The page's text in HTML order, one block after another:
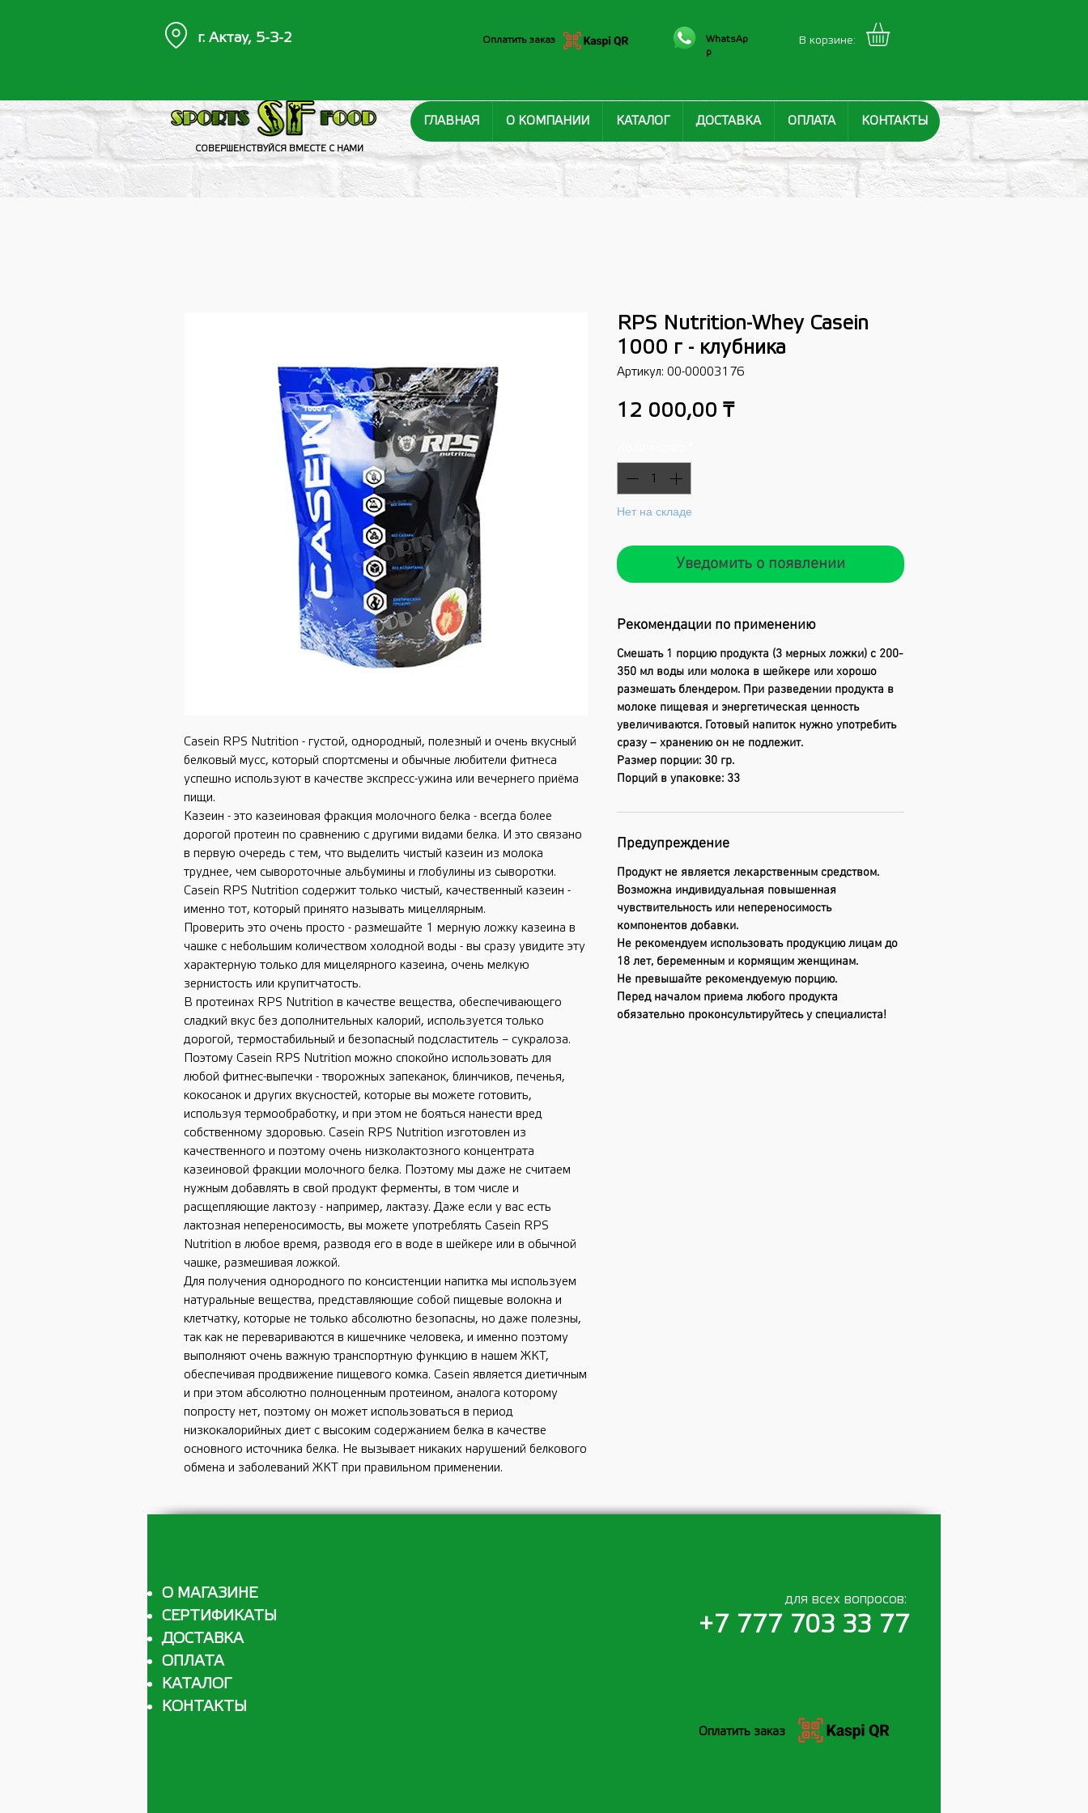
СОВЕРШЕНСТВУЙСЯ ВМЕСТЕ С НАМИ
ГЛАВНАЯ О КОМПАНИИ КАТАЛОГ ДОСТАВКА ОПЛАТА КОНТАКТЫ
г. Актау, 5-3-2 Оплатить заказ
WhatsAp
p
В корзине:
Casein RPS Nutrition - густой, однородный, полезный и очень вкусный
белковый мусс, который спортсмены и обычные любители фитнеса
успешно используют в качестве экспресс-ужина или вечернего приёма
пищи.
Казеин - это казеиновая фракция молочного белка - всегда более
дорогой протеин по сравнению с другими видами белка. И это связано
в первую очередь с тем, что выделить чистый казеин из молока
труднее, чем сывороточные альбумины и глобулины из сыворотки.
Casein RPS Nutrition содержит только чистый, качественный казеин -
именно тот, который принято называть мицеллярным.
Проверить это очень просто - размешайте 1 мерную ложку казеина в
чашке с небольшим количеством холодной воды - вы сразу увидите эту
характерную только для мицелярного казеина, очень мелкую
зернистость или крупитчатость.
В протеинах RPS Nutrition в качестве вещества, обеспечивающего
сладкий вкус без дополнительных калорий, используется только
дорогой, термостабильный и безопасный подсластитель – сукралоза.
Поэтому Casein RPS Nutrition можно спокойно использовать для
любой фитнес-выпечки - творожных запеканок, блинчиков, печенья,
кокосанок и других вкусностей, которые вы можете готовить,
используя термообработку, и при этом не бояться нанести вред
собственному здоровью. Casein RPS Nutrition изготовлен из
качественного и поэтому очень низколактозного концентрата
казеиновой фракции молочного белка. Поэтому мы даже не считаем
нужным добавлять в свой продукт ферменты, в том числе и
расщепляющие лактозу - например, лактазу. Даже если у вас есть
лактозная непереносимость, вы можете употреблять Casein RPS
Nutrition в любое время, разводя его в воде в шейкере или в обычной
чашке, размешивая ложкой.
Для получения однородного по консистенции напитка мы используем
натуральные вещества, представляющие собой пищевые волокна и
клетчатку, которые не только абсолютно безопасны, но даже полезны,
так как не перевариваются в кишечнике человека, и именно поэтому
выполняют очень важную транспортную функцию в нашем ЖКТ,
обеспечивая продвижение пищевого комка. Casein является диетичным
и при этом абсолютно полноценным протеином, аналога которому
попросту нет, поэтому он может использоваться в период
низкокалорийных диет с высоким содержанием белка в качестве
основного источника белка. Не вызывает никаких нарушений белкового
обмена и заболеваний ЖКТ при правильном применении.
RPS Nutrition-Whey Casein
1000 г - клубника
Артикул: 00-00003176
12 000,00 ₸Цена
Нет на складе
Уведомить о появлении
Рекомендации по применению
Смешать 1 порцию продукта (3 мерных ложки) с 200-
350 мл воды или молока в шейкере или хорошо
размешать блендером. При разведении продукта в
молоке пищевая и энергетическая ценность
увеличиваются. Готовый напиток нужно употребить
сразу – хранению он не подлежит.
Размер порции: 30 гр.
Порций в упаковке: 33
Предупреждение
Продукт не является лекарственным средством.
Возможна индивидуальная повышенная
чувствительность или непереносимость
компонентов добавки.
Не рекомендуем использовать продукцию лицам до
18 лет, беременным и кормящим женщинам.
Не превышайте рекомендуемую порцию.
Перед началом приема любого продукта
обязательно проконсультируйтесь у специалиста!
О МАГАЗИНЕ
СЕРТИФИКАТЫ
ДОСТАВКА
ОПЛАТА
КАТАЛОГ
КОНТАКТЫ
+7 777 703 33 77
для всех вопросов:
Оплатить заказ